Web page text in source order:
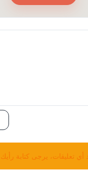
أي تعليقات، يرجى كتابة رأيك